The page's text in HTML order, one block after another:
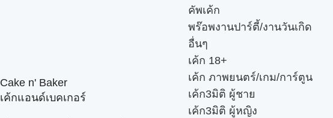
Cake n' Baker
เค้กแอนด์เบคเกอร์
คัพเค้ก
พร๊อพงานปาร์ตี้/งานวันเกิด
อื่นๆ
เค้ก 18+
เค้ก ภาพยนตร์/เกม/การ์ตูน
เค้ก3มิติ ผู้ชาย
เค้ก3มิติ ผู้หญิง